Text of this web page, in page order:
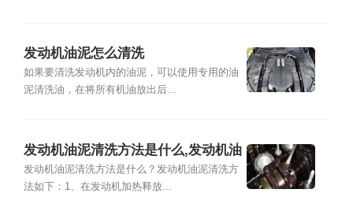
发动机油泥怎么清洗
如果要清洗发动机内的油泥，可以使用专用的油
泥清洗油，在将所有机油放出后...
发动机油泥清洗方法是什么,发动机油
泥清洗方法
发动机油泥清洗方法是什么？发动机油泥清洗方
法如下：1、在发动机加热释放...